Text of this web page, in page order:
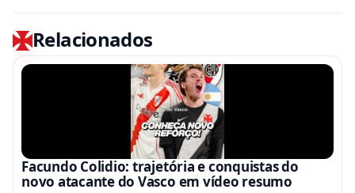
Relacionados
Facundo Colidio: trajetória e conquistas do
novo atacante do Vasco em vídeo resumo